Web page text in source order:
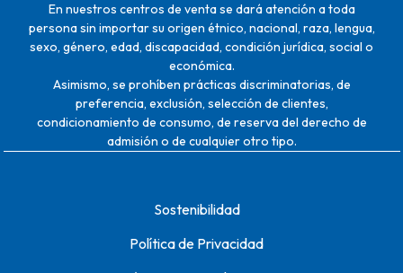
En nuestros centros de venta se dará atención a toda
persona sin importar su origen étnico, nacional, raza, lengua,
sexo, género, edad, discapacidad, condición jurídica, social o
económica.
Asimismo, se prohíben prácticas discriminatorias, de
preferencia, exclusión, selección de clientes,
condicionamiento de consumo, de reserva del derecho de
admisión o de cualquier otro tipo.
Sostenibilidad
Política de Privacidad